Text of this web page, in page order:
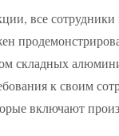
все
складных
к своим
включают